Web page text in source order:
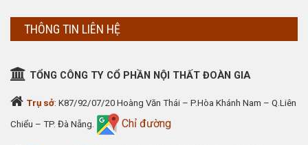
THÔNG TIN LIÊN HỆ
TỔNG CÔNG TY CỔ PHẦN NỘI THẤT ĐOÀN GIA
Trụ sở: K87/92/07/20 Hoàng Văn Thái – P.Hòa Khánh Nam – Q.Liên
Chiểu – TP. Đà Nẵng. Chỉ đường